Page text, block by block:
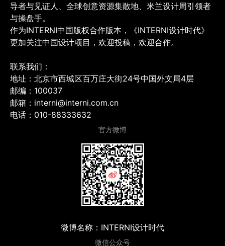
导者与见证人、全球创意资源集散地、米兰设计周引领者
与操盘手。
作为INTERNI中国版权合作版本，《INTERNI设计时代》
更加关注中国设计项目，欢迎投稿，欢迎合作。
联系我们：
地址：北京市西城区百万庄大街24号中国外文局4层
邮编：100037
邮箱：interni@interni.com.cn
电话：010-88333632
官方微博
微博名称：INTERNI设计时代
微信公众号